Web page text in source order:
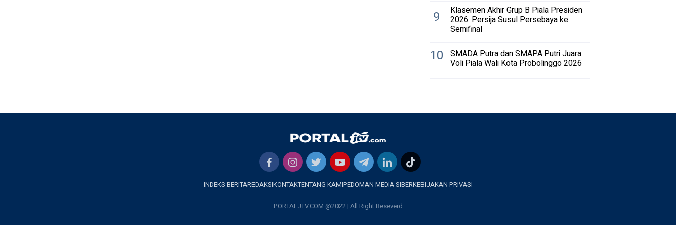
9 Klasemen Akhir Grup B Piala Presiden
2026: Persija Susul Persebaya ke
Semifinal
10 SMADA Putra dan SMAPA Putri Juara
Voli Piala Wali Kota Probolinggo 2026
INDEKS BERITAREDAKSIKONTAKTENTANG KAMIPEDOMAN MEDIA SIBERKEBIJAKAN PRIVASI
PORTALJTV.COM @2022 | All Right Reseverd